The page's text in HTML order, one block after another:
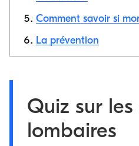
Comment savoir si
La prévention
Quiz sur
lombaires